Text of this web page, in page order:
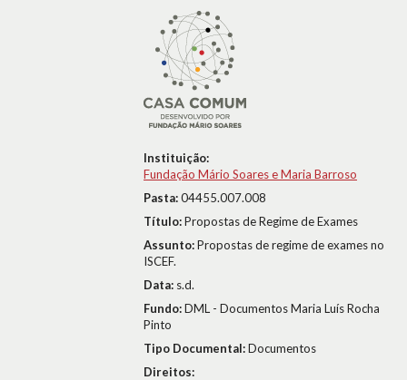
Instituição:
Fundação Mário Soares e Maria Barroso
Pasta:04455.007.008
Título:Propostas de Regime de Exames
Assunto:Propostas de regime de exames no
ISCEF.
Data: s.d.
Fundo:DML - Documentos Maria Luís Rocha
Pinto
Tipo Documental:Documentos
Direitos: